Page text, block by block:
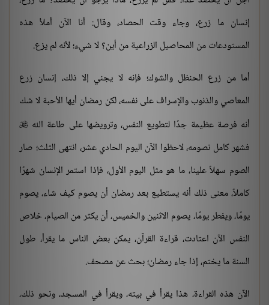
إنسان ما زرع، وجاء وقت الحصاد، وقال: أنا الآن أملأ هذه
المستودعات من المحاصيل الزراعية من أين؟ لا شيء؛ لأنه لم يزع.
أما من زرع الحنظل والشوك؛ فإنه لا يجني إلا ذلك، إنسان زرع
المعاصي والذنوب والإسراف على نفسه، لكن رمضان أيها الأحبة لا شك
أنه فرصة عظيمة جدًا لتطويع النفس، وترويضها على طاعة الله 
فشهر كامل نصومه، لاحظوا الآن اليوم الحادي عشر، انتهى الثلث؛ صار
الصوم سهلاً علينا، ما هو مثل اليوم الأول، فإذا استمر الإنسان شهرًا
كاملاً، معنى ذلك أنه يستطيع بعد رمضان أن يصوم كيف شاء، يصوم
يومًا، ويفطر يومًا، يصوم الاثنين والخميس، أن يكثر من الصيام، خلاص
النفس الآن اعتادت، قراءة القرآن، يمكن بعض الناس ما يقرأ، طول
السنة ما يختم، إذا جاء رمضان؛ بحث عن مصحف.
الآن هذه القراءة، هذا يقرأ في بيته، ويقرأ في المسجد، ونحو ذلك،